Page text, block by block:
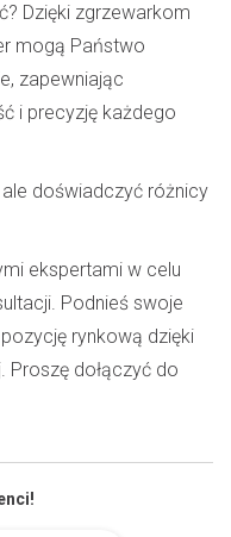
Dzięki zgrzewarkom
mogą Państwo
zapewniając
i precyzję każdego
ale doświadczyć różnicy
ekspertami w celu
Podnieś swoje
rynkową dzięki
Proszę dołączyć do